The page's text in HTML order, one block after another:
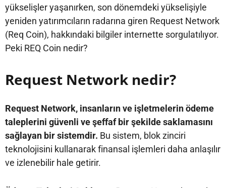
yükselişler yaşanırken, son dönemdeki yükselişiyle
yeniden yatırımcıların radarına giren Request Network
(Req Coin), hakkındaki bilgiler internette sorgulatılıyor.
Peki REQ Coin nedir?
Request Network nedir?
Request Network, insanların ve işletmelerin ödeme
taleplerini güvenli ve şeffaf bir şekilde saklamasını
sağlayan bir sistemdir. Bu sistem, blok zinciri
teknolojisini kullanarak finansal işlemleri daha anlaşılır
ve izlenebilir hale getirir.